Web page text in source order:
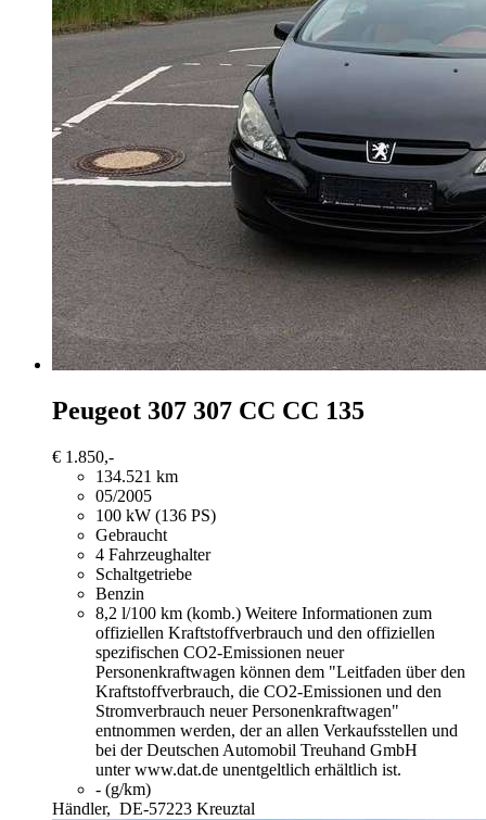
Peugeot 307 307 CC CC 135
€ 1.850,-
134.521 km
05/2005
100 kW (136 PS)
Gebraucht
4 Fahrzeughalter
Schaltgetriebe
Benzin
8,2 l/100 km (komb.) Weitere Informationen zum
offiziellen Kraftstoffverbrauch und den offiziellen
spezifischen CO2-Emissionen neuer
Personenkraftwagen können dem "Leitfaden über den
Kraftstoffverbrauch, die CO2-Emissionen und den
Stromverbrauch neuer Personenkraftwagen"
entnommen werden, der an allen Verkaufsstellen und
bei der Deutschen Automobil Treuhand GmbH
unter www.dat.de unentgeltlich erhältlich ist.
- (g/km)
Händler, DE-57223 Kreuztal